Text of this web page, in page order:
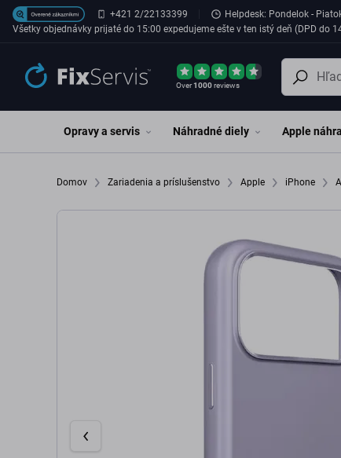
Preskočiť na hlavný obsah+421 2/22133399 Helpdesk: Pondelok -
Všetky objednávky prijaté do 15:00 expedujeme ešte v ten istý deň (DPD do
Over1000reviews
Opravy a servis Náhradné diely Apple
Domov Zariadenia a príslušenstvo Apple iPhone